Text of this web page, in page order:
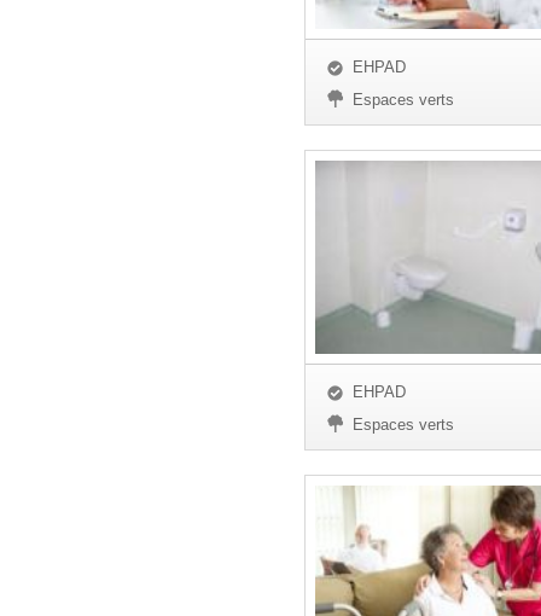
EHPAD
Espaces verts
EHPAD
Espaces verts